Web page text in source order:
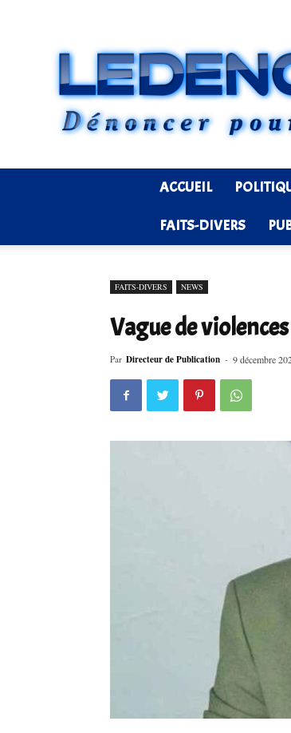
ACCUEIL
FAITS-DIVERS
FAITS-DIVERS NEWS
Vague de
Par Directeur de Publication - 9 décembre